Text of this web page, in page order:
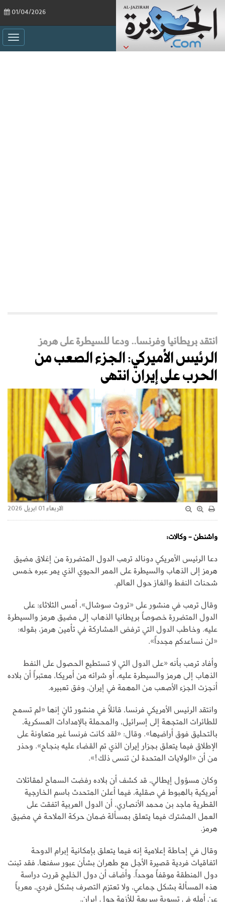
انتقد بريطانيا وفرنسا.. ودعا للسيطرة على هرمز
الرئيس الأميركي: الجزء الصعب من
الحرب على إيران انتهى
الاربعاء 01 ابريل 2026
واشنطن - وكالات:
دعا الرئيس الأمريكي دونالد ترمب الدول المتضررة من إغلاق مضيق
هرمز إلى الذهاب والسيطرة على الممر الحيوي الذي يمر عبره خمس
شحنات النفط والغاز حول العالم.
وقال ترمب في منشور على «تروث سوشال»، أمس الثلاثاء: على
الدول المتضررة خصوصاً بريطانيا الذهاب إلى مضيق هرمز والسيطرة
عليه. وخاطب الدول التي ترفض المشاركة في تأمين هرمز، بقوله:
«لن نساعدكم مجدداً».
وأفاد ترمب بأنه «على الدول التي لا تستطيع الحصول على النفط
الذهاب إلى هرمز والسيطرة عليه، أو شرائه من أمريكا، معتبراً أن بلاده
أنجزت الجزء الأصعب من المهمة في إيران، وفق تعبيره.
وانتقد الرئيس الأمريكي فرنسا، قائلاً في منشور ثانٍ إنها «لم تسمح
للطائرات المتجهة إلى إسرائيل، والمحملة بالإمدادات العسكرية،
بالتحليق فوق أراضيها». وقال: «لقد كانت فرنسا غير متعاونة على
الإطلاق فيما يتعلق بجزار إيران الذي تم القضاء عليه بنجاح». وحذر
من أن «الولايات المتحدة لن تنسى ذلك!».
وكان مسؤول إيطالي، قد كشف أن بلاده رفضت السماح لمقاتلات
أمريكية بالهبوط في صقلية، فيما أعلن المتحدث باسم الخارجية
القطرية ماجد بن محمد الأنصاري، أن الدول العربية اتفقت على
العمل المشترك فيما يتعلق بمسألة ضمان حركة الملاحة في مضيق
هرمز.
وقال في إحاطة إعلامية إنه فيما يتعلق بإمكانية إبرام الدوحة
اتفاقيات فردية قصيرة الأجل مع طهران بشأن عبور سفنها، فقد تبنت
دول المنطقة موقفاً موحداً. وأضاف أن دول الخليج قررت دراسة
هذه المسألة بشكل جماعي، ولا تعتزم التصرف بشكل فردي، معرباً
عن أمله في تسوية سريعة للأزمة حول إيران.